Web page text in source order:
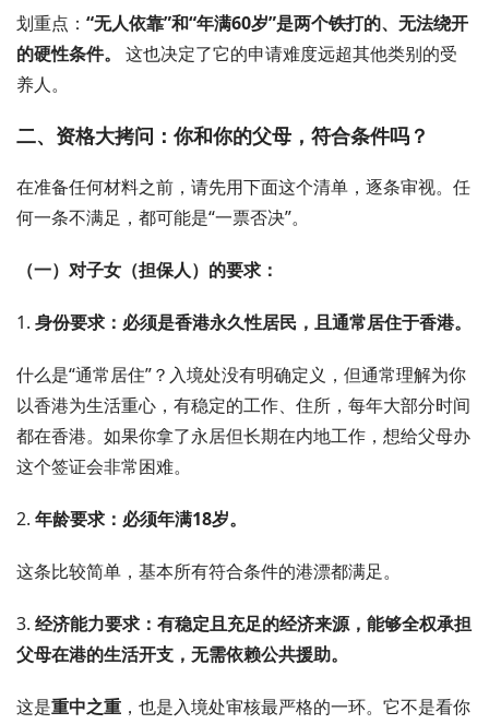
划重点： “无人依靠”和“年满60岁”是两个铁打的、无法绕开
的硬性条件。
这也决定了它的申请难度远超其他类别的受
养人。
二、资格大拷问：你和你的父母，符合条件吗？
在准备任何材料之前，请先用下面这个清单，逐条审视。任
何一条不满足，都可能是“一票否决”。
（一）对子女（担保人）的要求：
1. 身份要求：必须是香港永久性居民，且通常居住于香港。
什么是“通常居住”？入境处没有明确定义，但通常理解为你
以香港为生活重心，有稳定的工作、住所，每年大部分时间
都在香港。如果你拿了永居但长期在内地工作，想给父母办
这个签证会非常困难。
2. 年龄要求：必须年满18岁。
这条比较简单，基本所有符合条件的港漂都满足。
3. 经济能力要求：有稳定且充足的经济来源，能够全权承担
父母在港的生活开支，无需依赖公共援助。
这是重中之重 ，也是入境处审核最严格的一环。它不是看你